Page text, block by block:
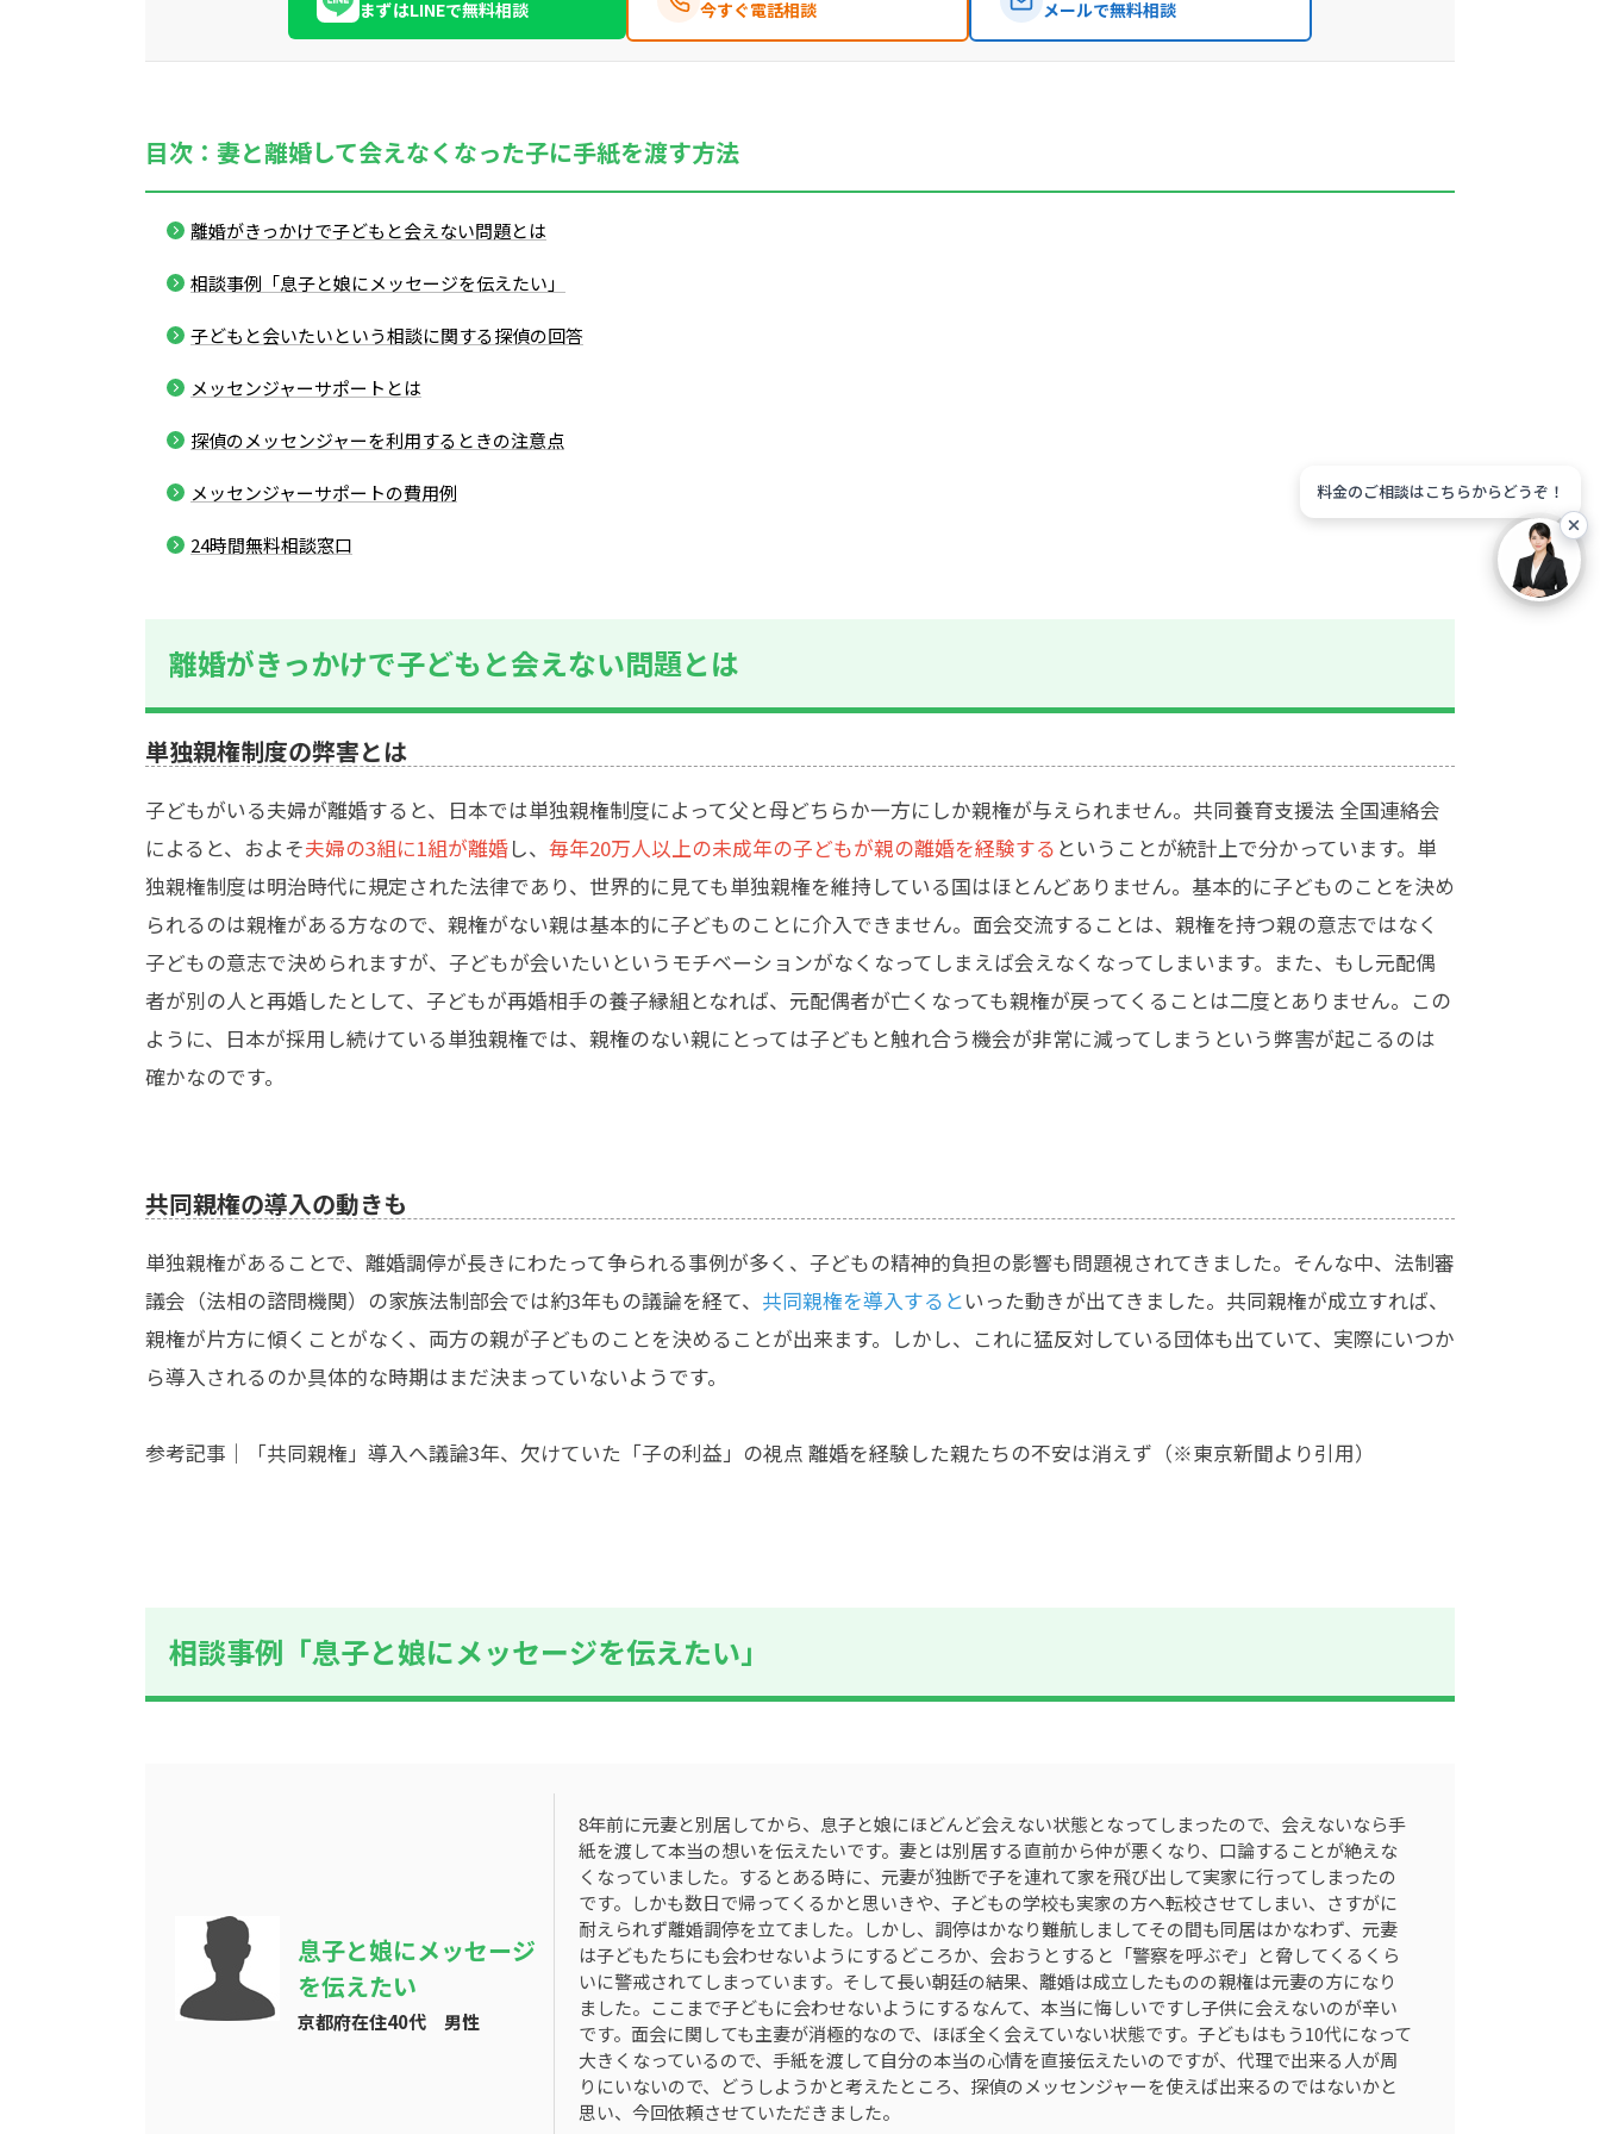
まずはLINEで無料相談 今すぐ電話相談 メールで無料相談
目次：妻と離婚して会えなくなった子に手紙を渡す方法
離婚がきっかけで子どもと会えない問題とは
相談事例「息子と娘にメッセージを伝えたい」
子どもと会いたいという相談に関する探偵の回答
メッセンジャーサポートとは
探偵のメッセンジャーを利用するときの注意点
メッセンジャーサポートの費用例
24時間無料相談窓口
離婚がきっかけで子どもと会えない問題とは
単独親権制度の弊害とは
子どもがいる夫婦が離婚すると、日本では単独親権制度によって父と母どちらか一方にしか親権が与えられません。 共同養育支援法 全国連絡会
によると、およそ夫婦の3組に1組が離婚し、 毎年20万人以上の未成年の子どもが親の離婚を経験する ということが統計上で分かっています。単
独親権制度は明治時代に規定された法律であり、世界的に見ても単独親権を維持している国はほとんどありません。基本的に子どものことを決め
られるのは親権がある方なので、親権がない親は基本的に子どものことに介入できません。面会交流することは、親権を持つ親の意志ではなく
子どもの意志で決められますが、子どもが会いたいというモチベーションがなくなってしまえば会えなくなってしまいます。また、もし元配偶
者が別の人と再婚したとして、子どもが再婚相手の養子縁組となれば、元配偶者が亡くなっても親権が戻ってくることは二度とありません。この
ように、日本が採用し続けている単独親権では、親権のない親にとっては子どもと触れ合う機会が非常に減ってしまうという弊害が起こるのは
確かなのです。
共同親権の導入の動きも
単独親権があることで、離婚調停が長きにわたって争られる事例が多く、子どもの精神的負担の影響も問題視されてきました。そんな中、法制審
議会（法相の諮問機関）の家族法制部会では約3年もの議論を経て、 共同親権を導入するといった動きが出てきました。共同親権が成立すれば、
親権が片方に傾くことがなく、両方の親が子どものことを決めることが出来ます。しかし、これに猛反対している団体も出ていて、実際にいつか
ら導入されるのか具体的な時期はまだ決まっていないようです。
参考記事｜ 「共同親権」導入へ議論3年、欠けていた「子の利益」の視点 離婚を経験した親たちの不安は消えず （※東京新聞より引用）
相談事例「息子と娘にメッセージを伝えたい」
息子と娘にメッセージ
を伝えたい
京都府在住40代 男性
8年前に元妻と別居してから、息子と娘にほどんど会えない状態となってしまったので、会えないなら手
紙を渡して本当の想いを伝えたいです。妻とは別居する直前から仲が悪くなり、口論することが絶えな
くなっていました。するとある時に、元妻が独断で子を連れて家を飛び出して実家に行ってしまったの
です。しかも数日で帰ってくるかと思いきや、子どもの学校も実家の方へ転校させてしまい、さすがに
耐えられず離婚調停を立てました。しかし、調停はかなり難航しましてその間も同居はかなわず、元妻
は子どもたちにも会わせないようにするどころか、会おうとすると「警察を呼ぶぞ」と脅してくるくら
いに警戒されてしまっています。そして長い朝廷の結果、離婚は成立したものの親権は元妻の方になり
ました。ここまで子どもに会わせないようにするなんて、本当に悔しいですし子供に会えないのが辛い
です。面会に関しても主妻が消極的なので、ほぼ全く会えていない状態です。子どもはもう10代になって
大きくなっているので、手紙を渡して自分の本当の心情を直接伝えたいのですが、代理で出来る人が周
りにいないので、どうしようかと考えたところ、探偵のメッセンジャーを使えば出来るのではないかと
思い、今回依頼させていただきました。
料金のご相談はこちらからどうぞ！